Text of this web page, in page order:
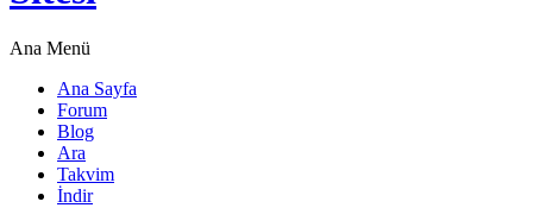
Ana Menü
Ana Sayfa
Forum
Blog
Ara
Takvim
İndir